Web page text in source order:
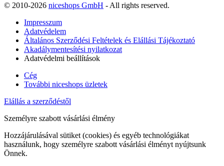
© 2010-2026 niceshops GmbH - All rights reserved.
Impresszum
Adatvédelem
Általános Szerződési Feltételek és Elállási Tájékoztató
Akadálymentesítési nyilatkozat
Adatvédelmi beállítások
Cég
További niceshops üzletek
Elállás a szerződéstől
Személyre szabott vásárlási élmény
Hozzájárulásával sütiket (cookies) és egyéb technológiákat
használunk, hogy személyre szabott vásárlási élményt nyújtsunk
Önnek.